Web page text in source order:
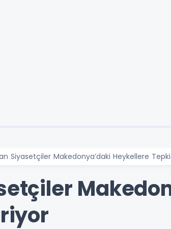
Siyasetçiler Makedonya’daki Heykellere